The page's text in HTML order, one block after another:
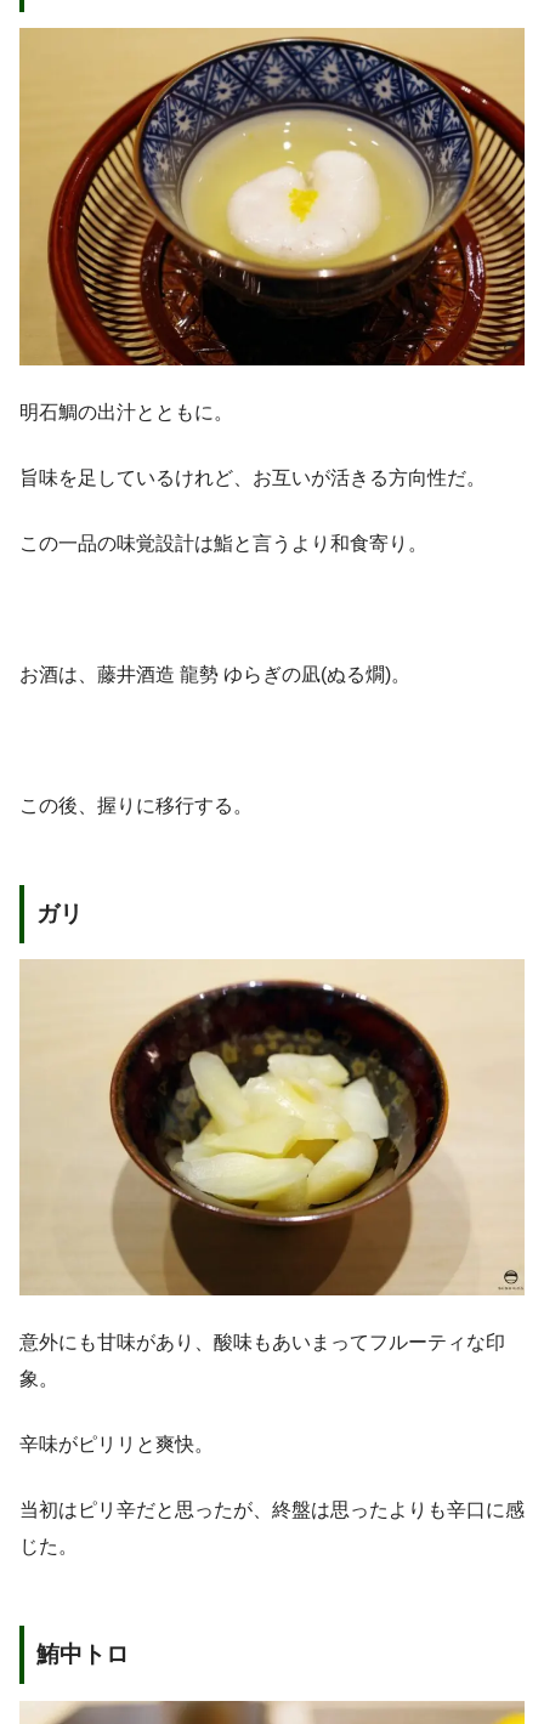
明石鯛の出汁とともに。
旨味を足しているけれど、お互いが活きる方向性だ。
この一品の味覚設計は鮨と言うより和食寄り。
お酒は、藤井酒造 龍勢 ゆらぎの凪(ぬる燗)。
この後、握りに移行する。
ガリ
意外にも甘味があり、酸味もあいまってフルーティな印
象。
辛味がピリリと爽快。
当初はピリ辛だと思ったが、終盤は思ったよりも辛口に感
じた。
鮪中トロ